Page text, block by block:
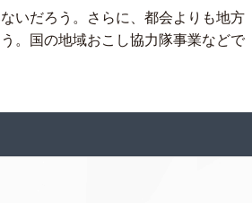
いだろう。さらに、都会よりも地方
。国の地域おこし協力隊事業などで